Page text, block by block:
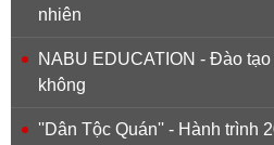
nhiên
NABU EDUCATION - Đào
không
''Dân Tộc Quán'' - Hành trình